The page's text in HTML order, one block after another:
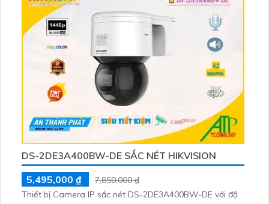
DS-2DE3A400BW-DE SẮC NÉT HIKVISION
5,495,000 ₫
7,850,000 ₫
Thiết bị Camera IP sắc nét DS-2DE3A400BW-DE với độ